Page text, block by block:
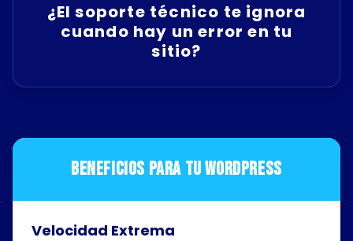
¿El soporte técnico te ignora
cuando hay un error en tu
sitio?
BENEFICIOS PARA TU WORDPRESS
Velocidad Extrema